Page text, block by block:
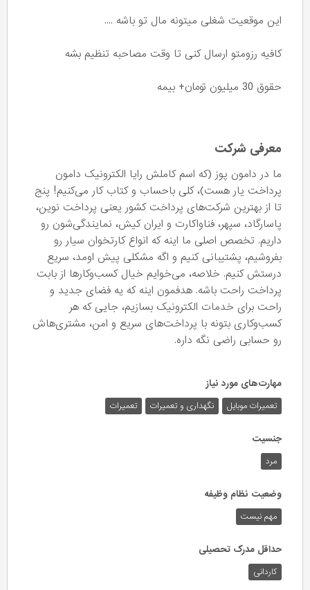
این موقعیت شغلی میتونه مال تو باشه ....
کافیه رزومتو ارسال کنی تا وقت مصاحبه تنظیم بشه
حقوق 30 میلیون تومان+ بیمه
معرفی شرکت
ما در دامون پوز (که اسم کاملش رایا الکترونیک دامون
پرداخت یار هست)، کلی باحساب و کتاب کار می‌کنیم! پنج
تا از بهترین شرکت‌های پرداخت کشور یعنی پرداخت نوین،
پاسارگاد، سپهر، فناواکارت و ایران کیش، نمایندگی‌شون رو
داریم. تخصص اصلی ما اینه که انواع کارتخوان سیار رو
بفروشیم، پشتیبانی کنیم و اگه مشکلی پیش اومد، سریع
درستش کنیم. خلاصه، می‌خوایم خیال کسب‌وکارها از بابت
پرداخت راحت باشه. هدفمون اینه که یه فضای جدید و
راحت برای خدمات الکترونیک بسازیم، جایی که هر
کسب‌وکاری بتونه با پرداخت‌های سریع و امن، مشتری‌هاش
رو حسابی راضی نگه داره.
مهارت‌های مورد نیاز
تعمیرات موبایل نگهداری و تعمیرات تعمیرات
جنسیت
مرد
وضعیت نظام وظیفه
مهم‌ نیست
حداقل مدرک تحصیلی
کاردانی